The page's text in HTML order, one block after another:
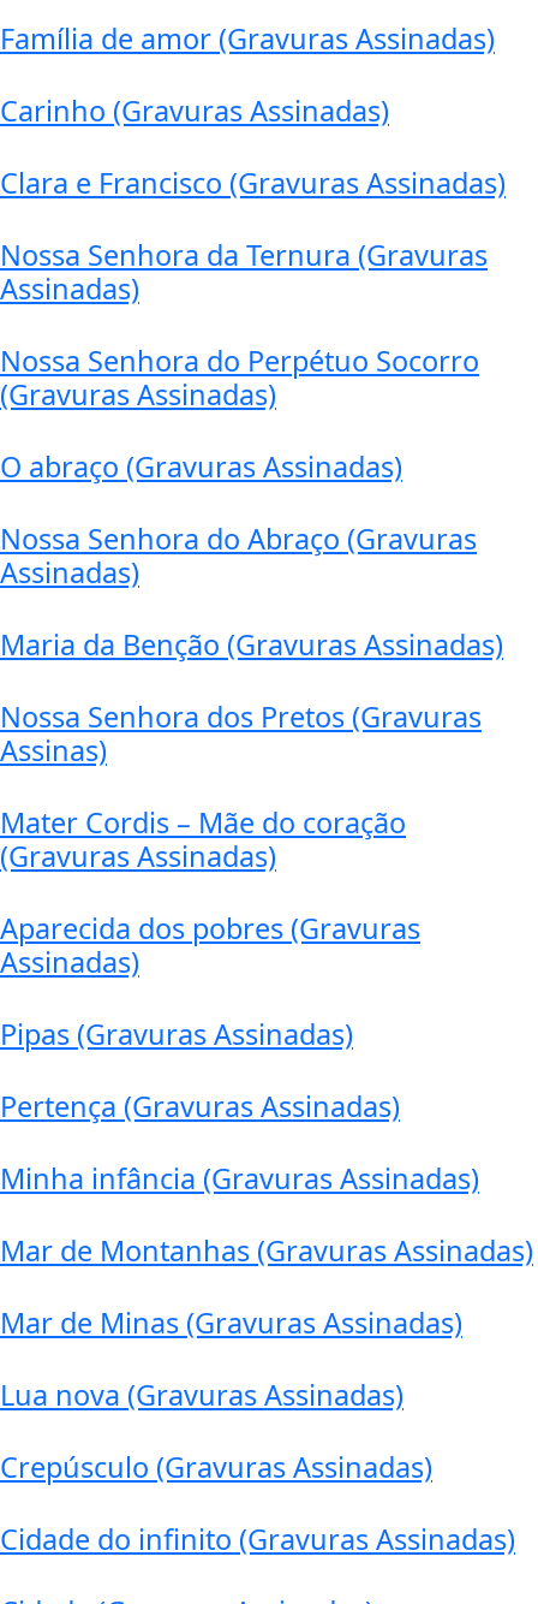
Família de amor (Gravuras Assinadas)
Carinho (Gravuras Assinadas)
Clara e Francisco (Gravuras Assinadas)
Nossa Senhora da Ternura (Gravuras
Assinadas)
Nossa Senhora do Perpétuo Socorro
(Gravuras Assinadas)
O abraço (Gravuras Assinadas)
Nossa Senhora do Abraço (Gravuras
Assinadas)
Maria da Benção (Gravuras Assinadas)
Nossa Senhora dos Pretos (Gravuras
Assinas)
Mater Cordis – Mãe do coração
(Gravuras Assinadas)
Aparecida dos pobres (Gravuras
Assinadas)
Pipas (Gravuras Assinadas)
Pertença (Gravuras Assinadas)
Minha infância (Gravuras Assinadas)
Mar de Montanhas (Gravuras Assinadas)
Mar de Minas (Gravuras Assinadas)
Lua nova (Gravuras Assinadas)
Crepúsculo (Gravuras Assinadas)
Cidade do infinito (Gravuras Assinadas)